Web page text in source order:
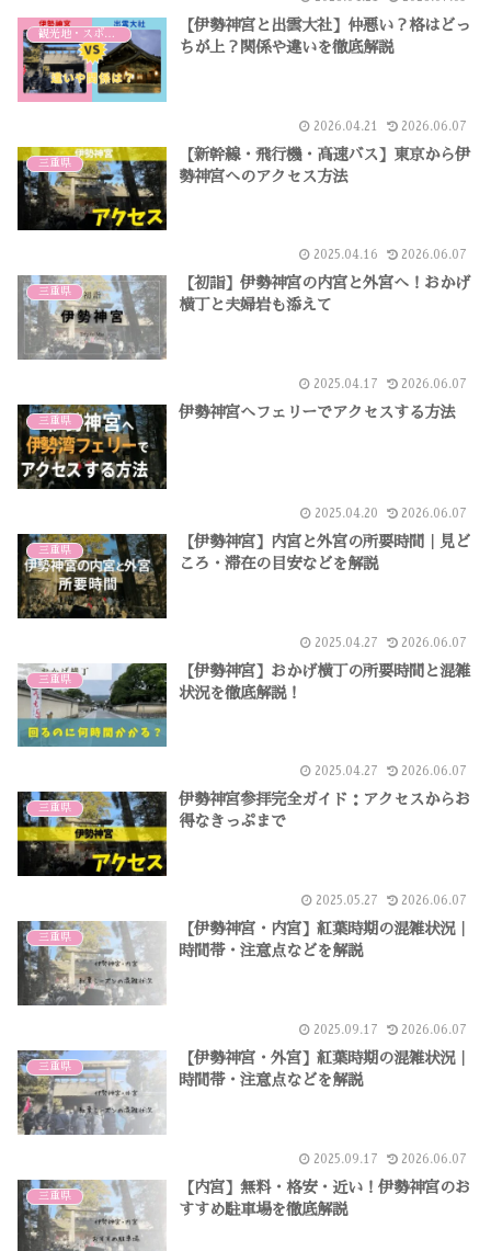
【伊勢神宮と出雲大社】仲悪い？格はどっ
ちが上？関係や違いを徹底解説
2026.04.21 2026.06.07
三重県
【新幹線・飛行機・高速バス】東京から伊
勢神宮へのアクセス方法
2025.04.16 2026.06.07
三重県
【初詣】伊勢神宮の内宮と外宮へ！おかげ
横丁と夫婦岩も添えて
2025.04.17 2026.06.07
三重県
伊勢神宮へフェリーでアクセスする方法
2025.04.20 2026.06.07
三重県
【伊勢神宮】内宮と外宮の所要時間｜見ど
ころ・滞在の目安などを解説
2025.04.27 2026.06.07
三重県
【伊勢神宮】おかげ横丁の所要時間と混雑
状況を徹底解説！
2025.04.27 2026.06.07
三重県
伊勢神宮参拝完全ガイド：アクセスからお
得なきっぷまで
2025.05.27 2026.06.07
三重県
【伊勢神宮・内宮】紅葉時期の混雑状況｜
時間帯・注意点などを解説
2025.09.17 2026.06.07
三重県
【伊勢神宮・外宮】紅葉時期の混雑状況｜
時間帯・注意点などを解説
2025.09.17 2026.06.07
三重県
【内宮】無料・格安・近い！伊勢神宮のお
すすめ駐車場を徹底解説